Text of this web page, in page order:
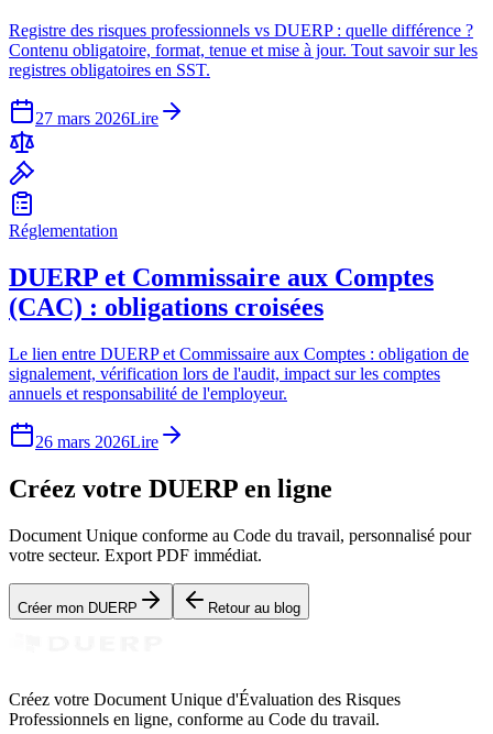
Registre des risques professionnels vs DUERP : quelle différence ?
Contenu obligatoire, format, tenue et mise à jour. Tout savoir sur les
registres obligatoires en SST.
27 mars 2026Lire
Réglementation
DUERP et Commissaire aux Comptes
(CAC) : obligations croisées
Le lien entre DUERP et Commissaire aux Comptes : obligation de
signalement, vérification lors de l'audit, impact sur les comptes
annuels et responsabilité de l'employeur.
26 mars 2026Lire
Créez votre DUERP en ligne
Document Unique conforme au Code du travail, personnalisé pour
votre secteur. Export PDF immédiat.
Créer mon DUERP Retour au blog
Créez votre Document Unique d'Évaluation des Risques
Professionnels en ligne, conforme au Code du travail.